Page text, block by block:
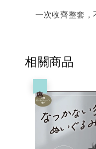
一次收齊整套，
相關商品